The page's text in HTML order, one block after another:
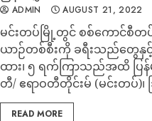
ADMIN AUGUST 21, 2022
မင်းတပ်မြို့တွင် စစ်ကောင်စီ
ယာဉ်တစ်စီးကို ခရီးသည်တွေနှ
ထား၊ ၅ ရက်ကြာသည်အထိ ပြ
တီ/ ဧရာဝတီတိုင်းမ် (မင်းတပ်)
READ MORE